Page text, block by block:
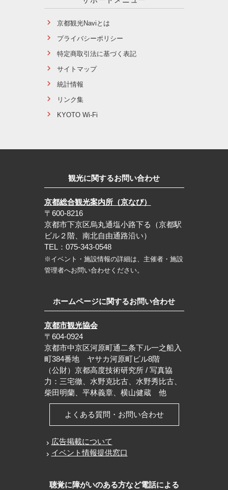
京都観光Naviとは
プライバシーポリシー
特定商取引法に基づく表記
サイトマップ
統計情報
リンク集
KYOTO Wi-Fi
観光に関するお問い合わせ
京都総合観光案内所（京なび）
〒600-8216
京都市下京区烏丸通塩小路下る（京都駅
ビル２階、南北自由通路沿い）
TEL：075-343-0548
※イベント・施設情報の詳細は、主催者・施設
管理者へお問い合わせください。
ホームページに関するお問い合わせ
京都市観光協会
〒604-0924
京都市中京区河原町通二条下ル一之船入
町384番地 ヤサカ河原町ビル8階
（公財）京都高度技術研究所 / 写真協
力：三宅徹、水野克比古、水野秀比古、
柴田明蘭、平林義章、横山健蔵 他
よくある質問・お問い合わせ
広告掲載について
イベント情報提供窓口
聴覚に障がいのある方など電話による